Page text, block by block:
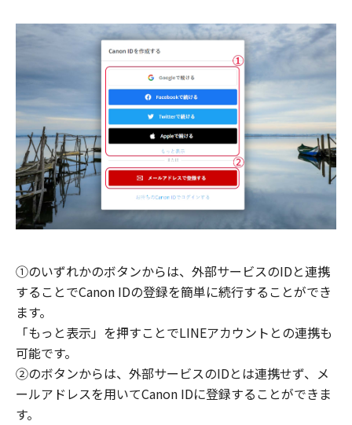
①のいずれかのボタンからは、外部サービスのIDと連携
することでCanon IDの登録を簡単に続行することができ
ます。
「もっと表示」を押すことでLINEアカウントとの連携も
可能です。
②のボタンからは、外部サービスのIDとは連携せず、メ
ールアドレスを用いてCanon IDに登録することができま
す。